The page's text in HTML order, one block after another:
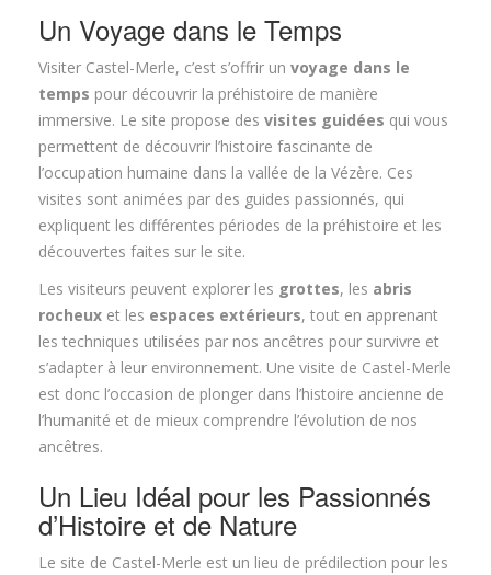
Un Voyage dans le Temps
Visiter Castel-Merle, c’est s’offrir un voyage dans le
temps pour découvrir la préhistoire de manière
immersive. Le site propose des visites guidées qui vous
permettent de découvrir l’histoire fascinante de
l’occupation humaine dans la vallée de la Vézère. Ces
visites sont animées par des guides passionnés, qui
expliquent les différentes périodes de la préhistoire et les
découvertes faites sur le site.
Les visiteurs peuvent explorer les grottes, les abris
rocheux et les espaces extérieurs, tout en apprenant
les techniques utilisées par nos ancêtres pour survivre et
s’adapter à leur environnement. Une visite de Castel-Merle
est donc l’occasion de plonger dans l’histoire ancienne de
l’humanité et de mieux comprendre l’évolution de nos
ancêtres.
Un Lieu Idéal pour les Passionnés
d’Histoire et de Nature
Le site de Castel-Merle est un lieu de prédilection pour les